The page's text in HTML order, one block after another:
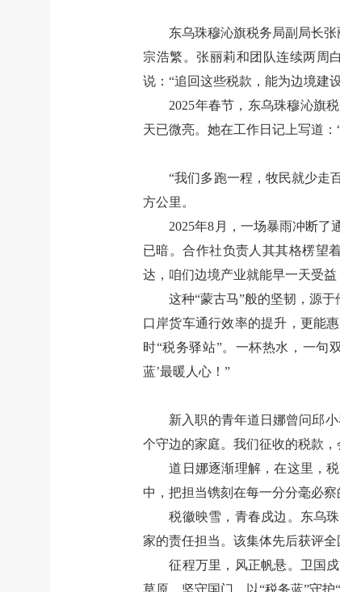
东乌珠穆沁旗税务局副局长
宗浩繁。张丽莉和团队连续两周
说：“追回这些税款，能为边境建
2025年春节，东乌珠穆沁旗
天已微亮。她在工作日记上写道
“我们多跑一程，牧民就少走
方公里。
2025年8月，一场暴雨冲断
已暗。合作社负责人其其格楞望
达，咱们边境产业就能早一天受益
这种“蒙古马”般的坚韧，源
口岸货车通行效率的提升，更能
时“税务驿站”。一杯热水，一句
蓝’最暖人心！”
新入职的青年道日娜曾问邱
个守边的家庭。我们征收的税款
道日娜逐渐理解，在这里，
中，把担当镌刻在每一分分毫必
税徽映雪，青春戍边。东乌
家的责任担当。该集体先后获评
征程万里，风正帆悬。卫国
草原、坚守国门，以“税务蓝”守